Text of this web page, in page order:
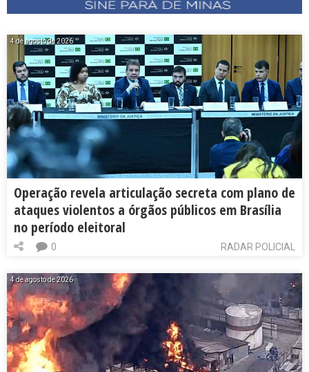
4 de agosto de 2026
Operação revela articulação secreta com plano de
ataques violentos a órgãos públicos em Brasília
no período eleitoral
RADAR POLICIAL
0
4 de agosto de 2026